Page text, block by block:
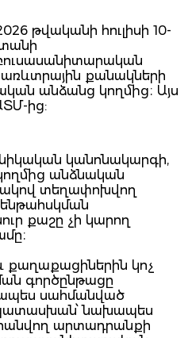
թվականի հուլիսի 10-
քանակների
անձանց կողմից։ Այս
ից:
կանոնակարգի,
անձնական
տեղափոխվող
քաշը չի կարող
քաղաքացիներին կոչ
գործընթացը
սահմանված
նախապես
արտադրանքի